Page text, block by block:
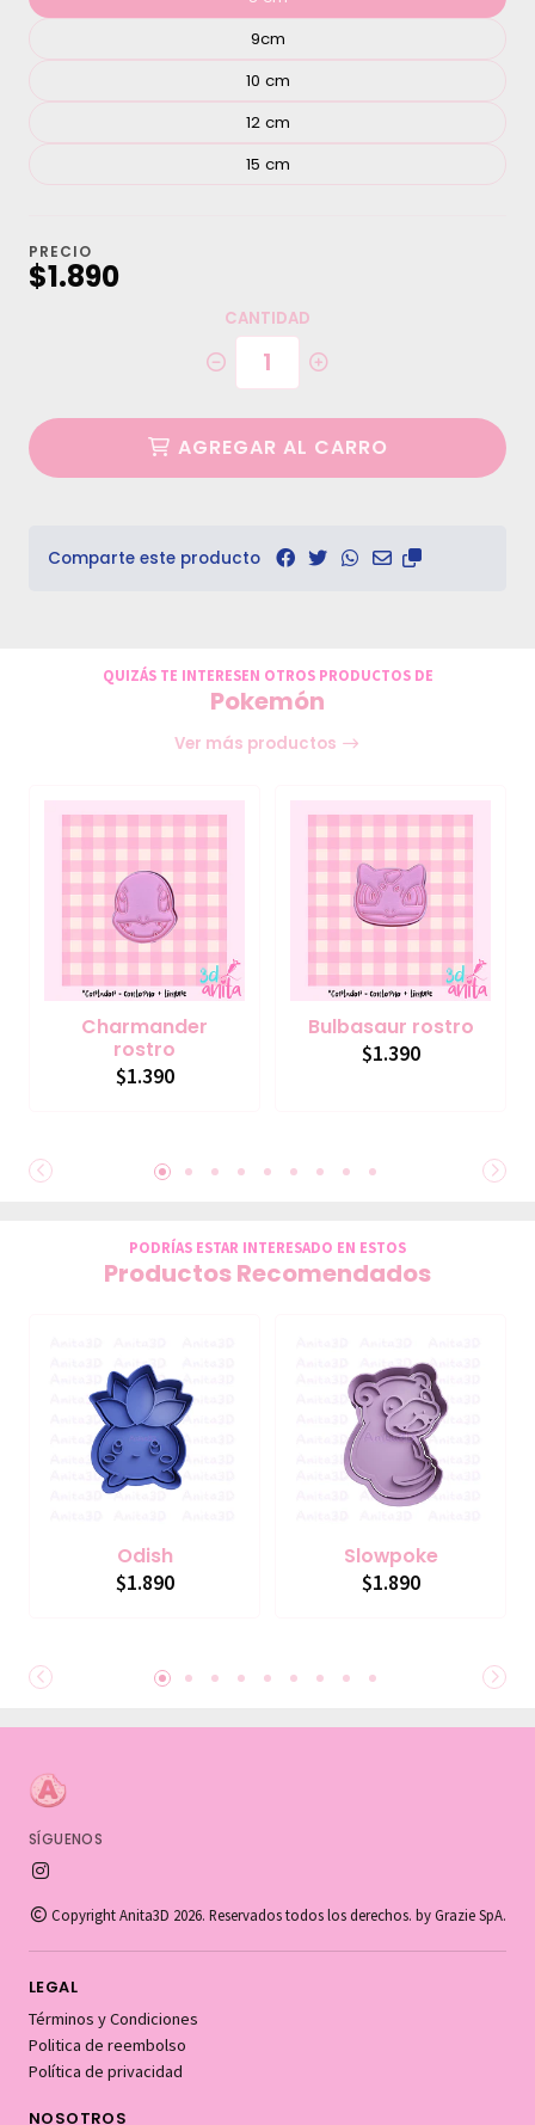
9cm
10 cm
12 cm
15 cm
PRECIO
$1.890
CANTIDAD
AGREGAR AL CARRO
Comparte este producto
QUIZÁS TE INTERESEN OTROS PRODUCTOS DE
Pokemón
Ver más productos
Charmander
rostro
$1.390
Bulbasaur rostro
$1.390
PODRÍAS ESTAR INTERESADO EN ESTOS
Productos Recomendados
Odish
$1.890
Slowpoke
$1.890
SÍGUENOS
Copyright Anita3D 2026. Reservados todos los derechos. by Grazie SpA.
LEGAL
Términos y Condiciones
Politica de reembolso
Política de privacidad
NOSOTROS